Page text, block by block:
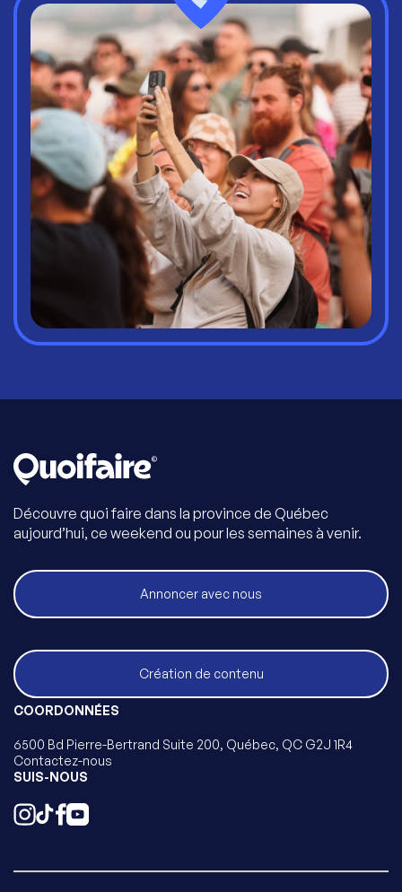
Découvre quoi faire dans la province de Québec
aujourd’hui, ce weekend ou pour les semaines à venir.
Annoncer avec nous
Création de contenu
COORDONNÉES
6500 Bd Pierre-Bertrand Suite 200, Québec, QC G2J 1R4
Contactez-nous
SUIS-NOUS